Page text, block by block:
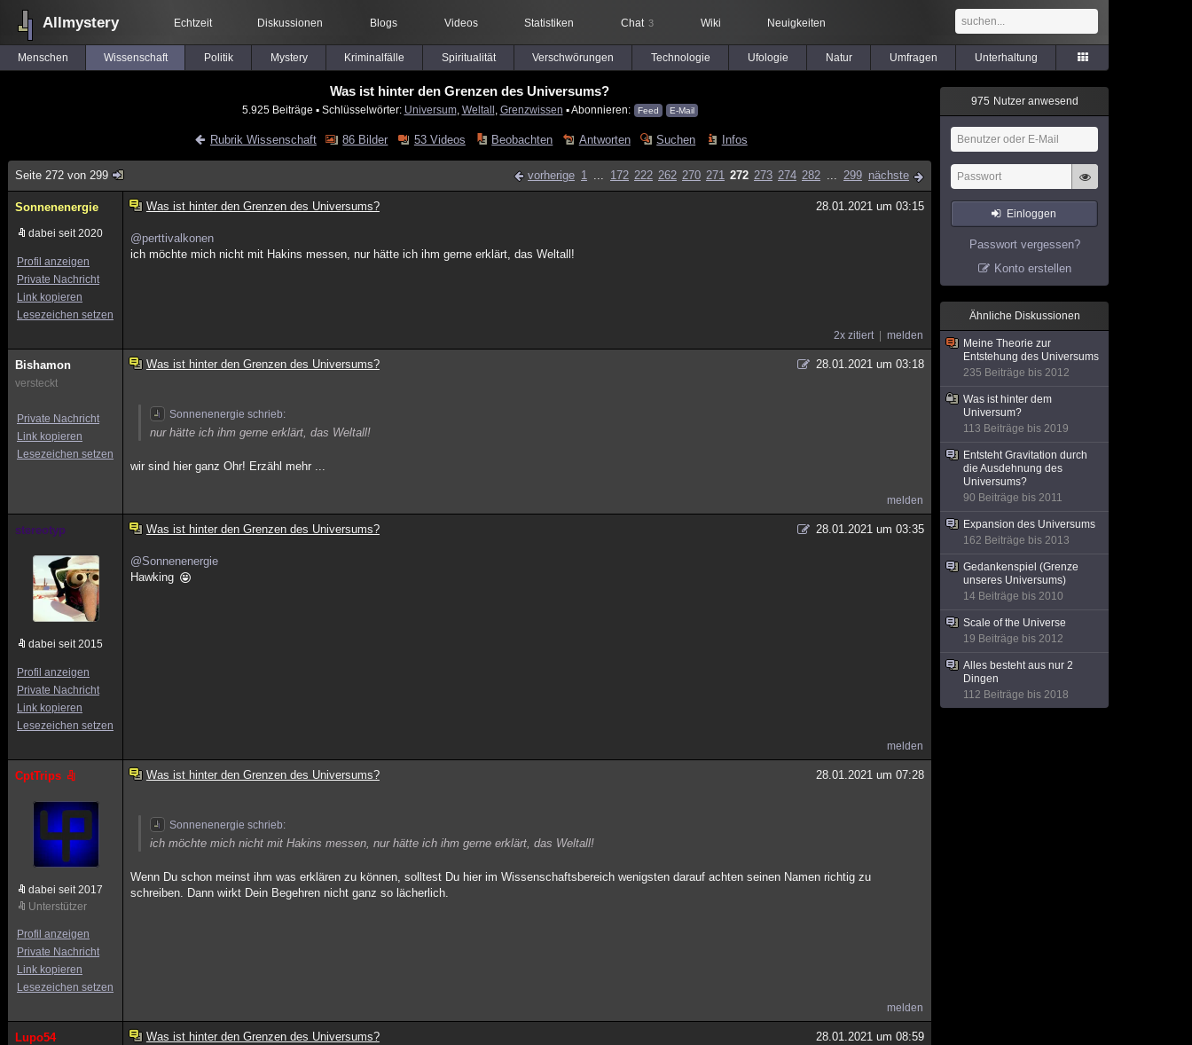
Allmystery Echtzeit Diskussionen Blogs Videos Statistiken Chat 3 Wiki Neuigkeiten
Menschen Wissenschaft Politik Mystery Kriminalfälle Spiritualität Verschwörungen Technologie Ufologie Natur Umfragen Unterhaltung
Was ist hinter den Grenzen des Universums?
5.925 Beiträge ▪ Schlüsselwörter: Universum, Weltall Grenzwissen ▪ Abonnieren: Feed E-Mail
Rubrik Wissenschaft 86 Bilder 53 Videos Beobachten Antworten Suchen Infos
Seite 272 von 299 vorherige 1 ... 172 222 262 270 271 272 273 274 282 ... 299 nächste
Sonnenenergie
dabei seit 2020
Profil anzeigen
Private Nachricht
Link kopieren
Lesezeichen setzen
Was ist hinter den Grenzen des Universums? 28.01.2021 um 03:15
@perttivalkonen
ich möchte mich nicht mit Hakins messen, nur hätte ich ihm gerne erklärt, das Weltall!
2x zitiert melden
Bishamon
versteckt
Private Nachricht
Link kopieren
Lesezeichen setzen
Was ist hinter den Grenzen des Universums? 28.01.2021 um 03:18
Sonnenenergie schrieb:
nur hätte ich ihm gerne erklärt, das Weltall!
wir sind hier ganz Ohr! Erzähl mehr ...
melden
stereotyp
dabei seit 2015
Profil anzeigen
Private Nachricht
Link kopieren
Lesezeichen setzen
Was ist hinter den Grenzen des Universums? 28.01.2021 um 03:35
@Sonnenenergie
Hawking
melden
CptTrips
dabei seit 2017
Unterstützer
Profil anzeigen
Private Nachricht
Link kopieren
Lesezeichen setzen
Was ist hinter den Grenzen des Universums? 28.01.2021 um 07:28
Sonnenenergie schrieb:
ich möchte mich nicht mit Hakins messen, nur hätte ich ihm gerne erklärt, das Weltall!
Wenn Du schon meinst ihm was erklären zu können, solltest Du hier im Wissenschaftsbereich wenigsten darauf achten seinen Namen richtig zu
schreiben. Dann wirkt Dein Begehren nicht ganz so lächerlich.
melden
Lupo54 Was ist hinter den Grenzen des Universums? 28.01.2021 um 08:59
975 Nutzer anwesend
Einloggen
Passwort vergessen?
Konto erstellen
Ähnliche Diskussionen
Meine Theorie zur
Entstehung des Universums
235 Beiträge bis 2012
Was ist hinter dem
Universum?
113 Beiträge bis 2019
Entsteht Gravitation durch
die Ausdehnung des
Universums?
90 Beiträge bis 2011
Expansion des Universums
162 Beiträge bis 2013
Gedankenspiel (Grenze
unseres Universums)
14 Beiträge bis 2010
Scale of the Universe
19 Beiträge bis 2012
Alles besteht aus nur 2
Dingen
112 Beiträge bis 2018